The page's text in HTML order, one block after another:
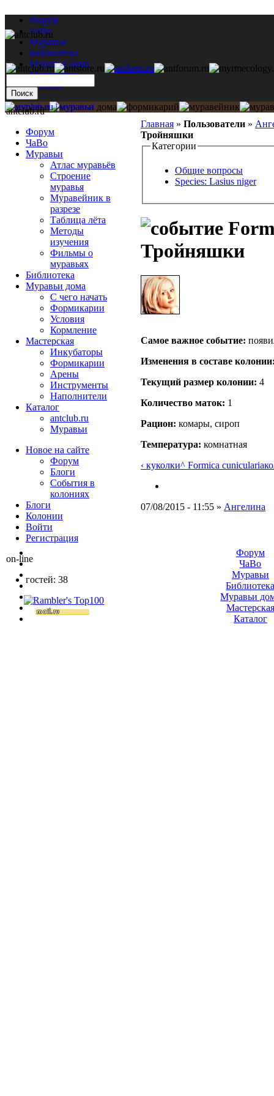
Форум
ЧаВо
Муравьи
Библиотека
Муравьи дома
Мастерская
Каталог
Главная » Пользователи »
Тройняшки
Категории
Общие вопросы
Species: Lasius niger
Тройняшки
Самое важное событие:
Изменения в составе
Текущий размер кoлонии: 4
Количество маток: 1
Рацион: комары, сироп
Температура: комнатная
‹ куколки^ Formica cunicularia
07/08/2015 - 11:55 » Ангелина
antclub.ru
Форум
ЧаВо
Муравьи
Атлас муравьёв
Строение
муравья
Муравейник в
разрезе
Таблица лёта
Методы
изучения
Фильмы о
муравьях
Библиотека
Муравьи дома
С чего начать
Формикарии
Условия
Кормление
Мастерская
Инкубаторы
Формикарии
Арены
Инструменты
Наполнители
Каталог
antclub.ru
Муравьи
Новое на сайте
Форум
Блоги
События в
колониях
Блоги
Колонии
Войти
Peгиcтpaция
on-line
гостей: 38
Форум
ЧаВо
Муравьи
Муравьи
Мастерская
Каталог